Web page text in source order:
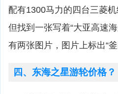
配有1300马力的四台三菱
但找到一张写着“大亚高速
有两张图片，图片上标出“
四、东海之星游轮价格？